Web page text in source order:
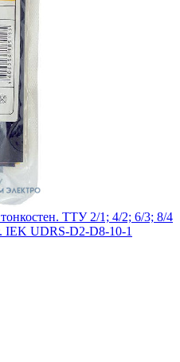
ТТУ 2/1; 4/2; 6/3; 8/4
IEK UDRS-D2-D8-10-1